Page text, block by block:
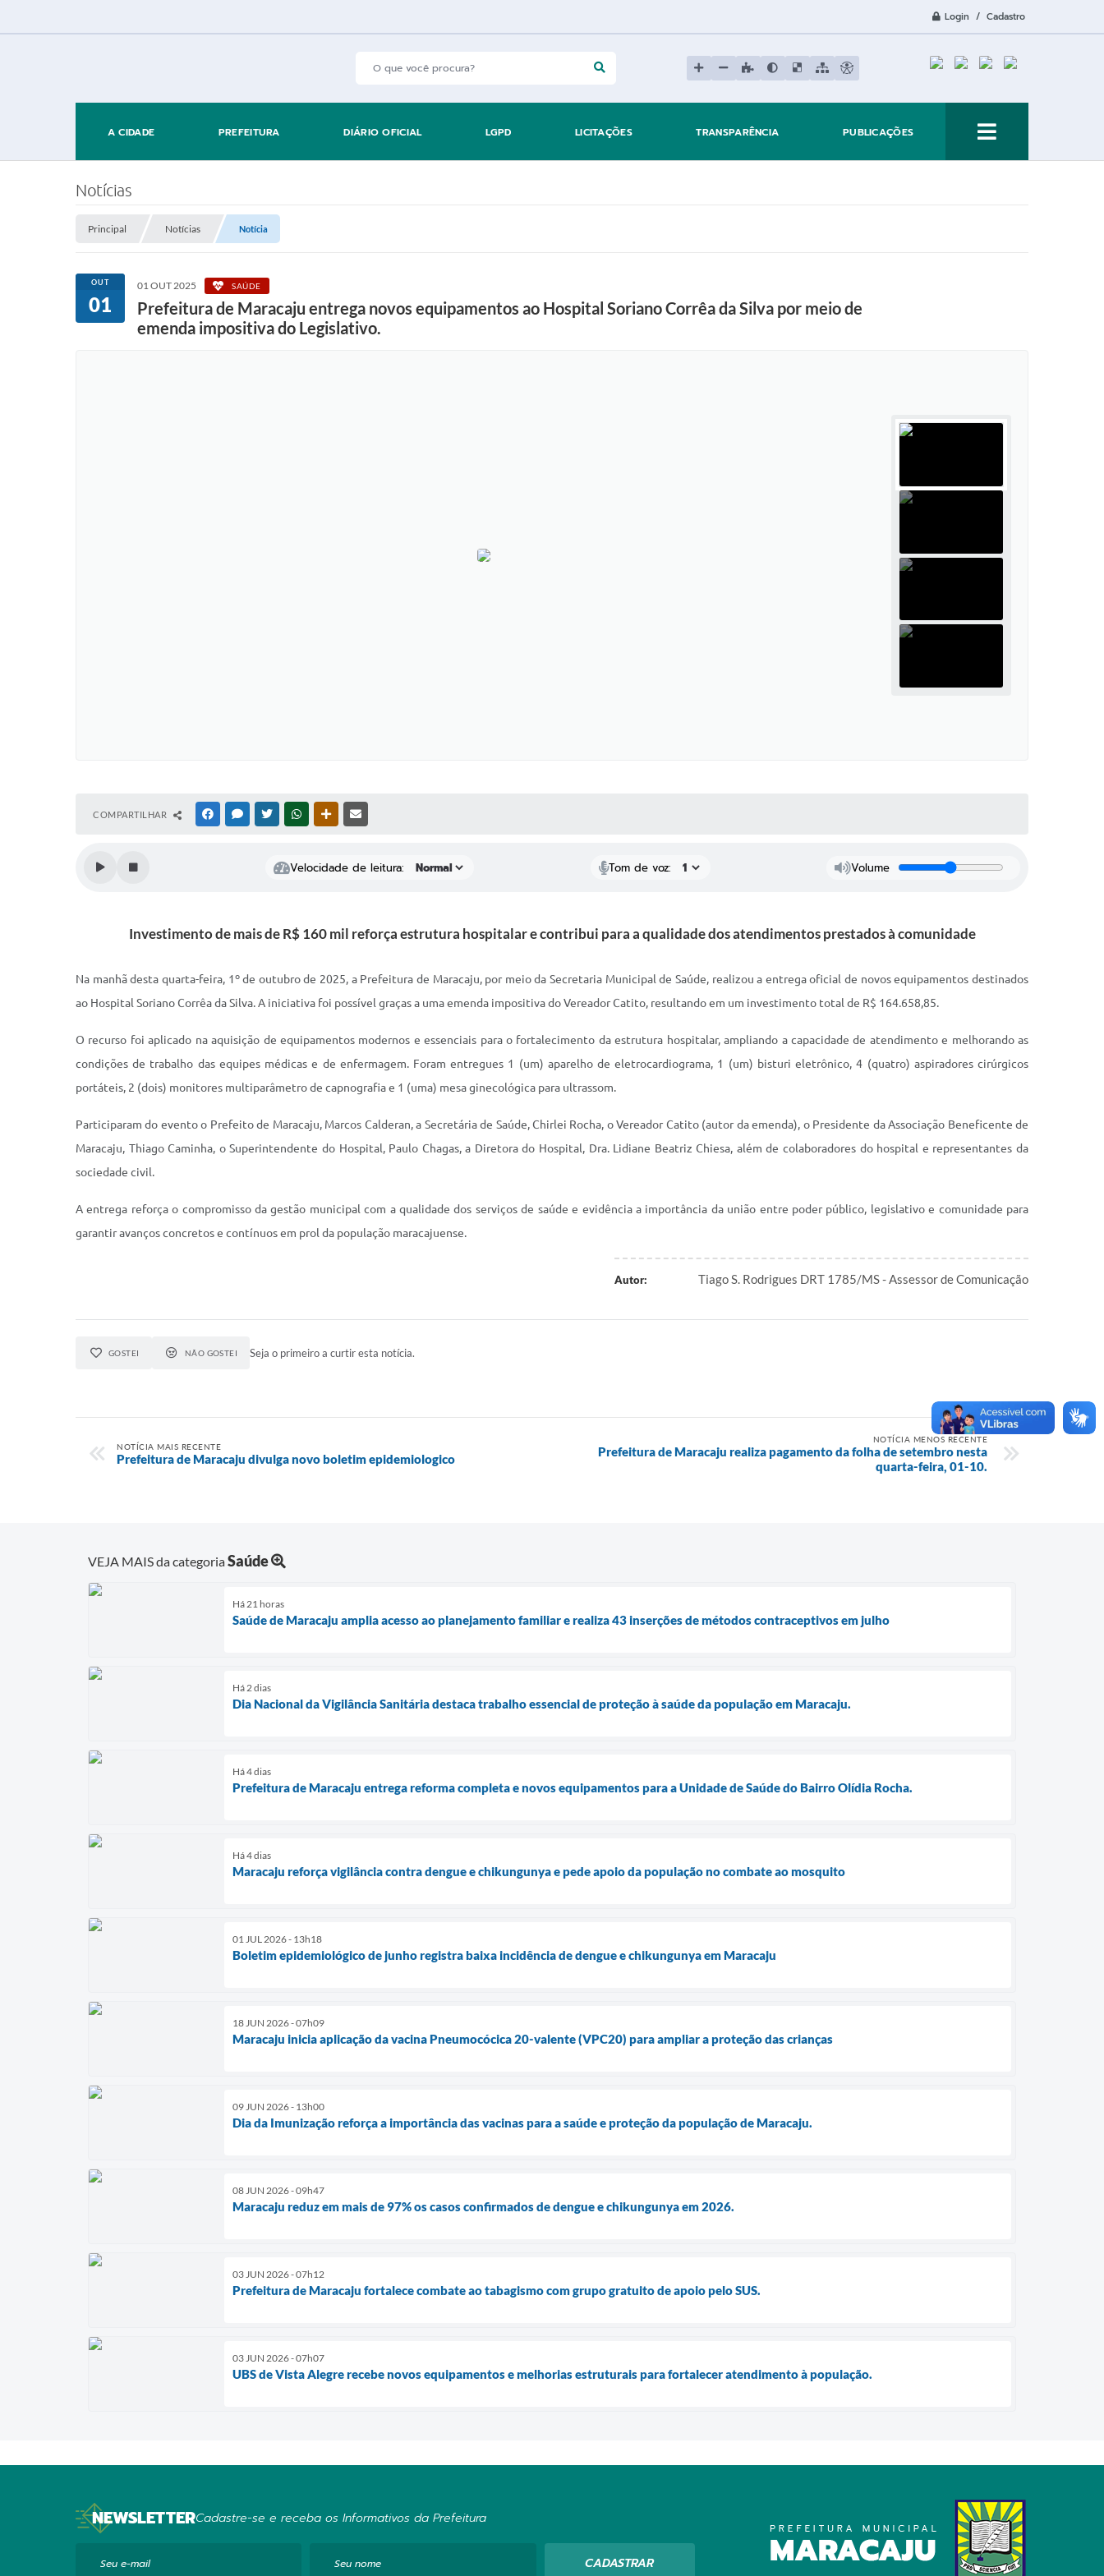
Login / Cadastro
A CIDADE PREFEITURA DIÁRIO OFICIAL LGPD LICITAÇÕES TRANSPARÊNCIA PUBLICAÇÕES
Notícias
Principal Notícias Notícia
OUT
01
01 OUT 2025 SAÚDE
Prefeitura de Maracaju entrega novos equipamentos ao Hospital Soriano Corrêa da Silva por meio de
emenda impositiva do Legislativo.
COMPARTILHAR FACEBOOKMESSENGER
TWITTERWHATSAPPOUTRAS MÍDIAS
Velocidade de leitura: Tom de voz: Volume
Investimento de mais de R$ 160 mil reforça estrutura hospitalar e contribui para a qualidade dos atendimentos prestados à comunidade
Na manhã desta quarta-feira, 1º de outubro de 2025, a Prefeitura de Maracaju, por meio da Secretaria Municipal de Saúde, realizou a entrega oficial de novos equipamentos destinados
ao Hospital Soriano Corrêa da Silva. A iniciativa foi possível graças a uma emenda impositiva do Vereador Catito, resultando em um investimento total de R$ 164.658,85.
O recurso foi aplicado na aquisição de equipamentos modernos e essenciais para o fortalecimento da estrutura hospitalar, ampliando a capacidade de atendimento e melhorando as
condições de trabalho das equipes médicas e de enfermagem. Foram entregues 1 (um) aparelho de eletrocardiograma, 1 (um) bisturi eletrônico, 4 (quatro) aspiradores cirúrgicos
portáteis, 2 (dois) monitores multiparâmetro de capnografia e 1 (uma) mesa ginecológica para ultrassom.
Participaram do evento o Prefeito de Maracaju, Marcos Calderan, a Secretária de Saúde, Chirlei Rocha, o Vereador Catito (autor da emenda), o Presidente da Associação Beneficente de
Maracaju, Thiago Caminha, o Superintendente do Hospital, Paulo Chagas, a Diretora do Hospital, Dra. Lidiane Beatriz Chiesa, além de colaboradores do hospital e representantes da
sociedade civil.
A entrega reforça o compromisso da gestão municipal com a qualidade dos serviços de saúde e evidência a importância da união entre poder público, legislativo e comunidade para
garantir avanços concretos e contínuos em prol da população maracajuense.
Autor: Tiago S. Rodrigues DRT 1785/MS - Assessor de Comunicação
GOSTEI NÃO GOSTEI Seja o primeiro a curtir esta notícia.
NOTÍCIA MAIS RECENTE
Prefeitura de Maracaju divulga novo boletim epidemiologico
NOTÍCIA MENOS RECENTE
Prefeitura de Maracaju realiza pagamento da folha de setembro nesta
quarta-feira, 01-10.
VEJA MAIS da categoriaSaúde
Há 21 horas
Saúde de Maracaju amplia acesso ao planejamento familiar e realiza 43 inserções de métodos contraceptivos em julho
Há 2 dias
Dia Nacional da Vigilância Sanitária destaca trabalho essencial de proteção à saúde da população em Maracaju.
Há 4 dias
Prefeitura de Maracaju entrega reforma completa e novos equipamentos para a Unidade de Saúde do Bairro Olídia Rocha.
Há 4 dias
Maracaju reforça vigilância contra dengue e chikungunya e pede apoio da população no combate ao mosquito
01 JUL 2026 - 13h18
Boletim epidemiológico de junho registra baixa incidência de dengue e chikungunya em Maracaju
18 JUN 2026 - 07h09
Maracaju inicia aplicação da vacina Pneumocócica 20-valente (VPC20) para ampliar a proteção das crianças
09 JUN 2026 - 13h00
Dia da Imunização reforça a importância das vacinas para a saúde e proteção da população de Maracaju.
08 JUN 2026 - 09h47
Maracaju reduz em mais de 97% os casos confirmados de dengue e chikungunya em 2026.
03 JUN 2026 - 07h12
Prefeitura de Maracaju fortalece combate ao tabagismo com grupo gratuito de apoio pelo SUS.
03 JUN 2026 - 07h07
UBS de Vista Alegre recebe novos equipamentos e melhorias estruturais para fortalecer atendimento à população.
NEWSLETTERCadastre-se e receba os Informativos da Prefeitura
Seu e-mail Seu nome CADASTRAR